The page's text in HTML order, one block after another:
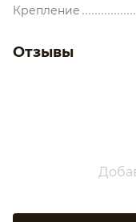
Крепление
Отзывы